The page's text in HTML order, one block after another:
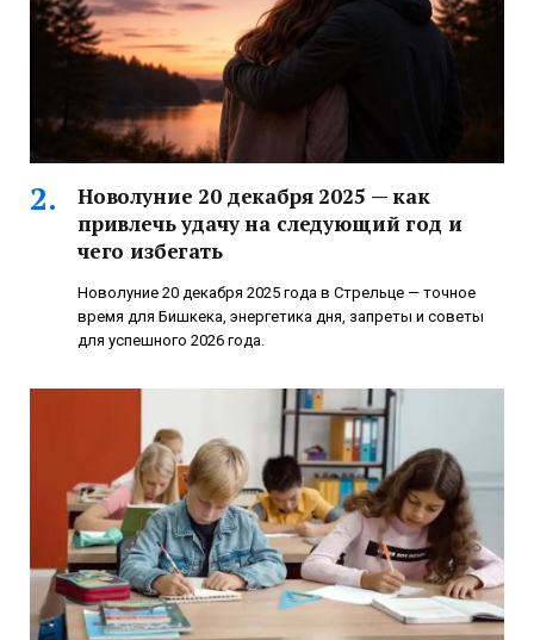
Новолуние 20 декабря 2025 — как
привлечь удачу на следующий год и
чего избегать
Новолуние 20 декабря 2025 года в Стрельце — точное
время для Бишкека, энергетика дня, запреты и советы
для успешного 2026 года.